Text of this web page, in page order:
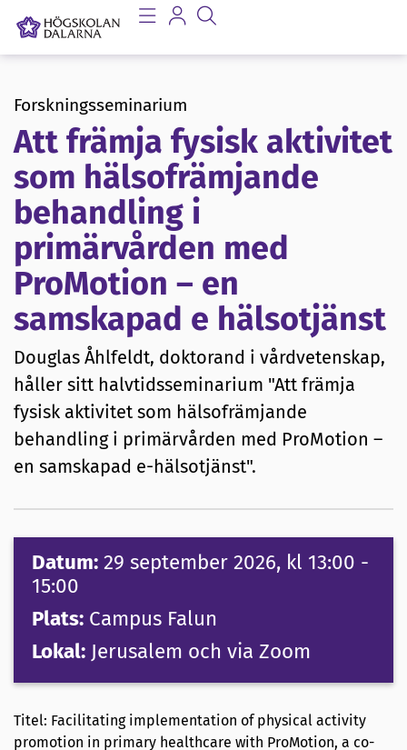
Forskningsseminarium
Att främja fysisk aktivitet
som hälsofrämjande
behandling i
primärvården med
ProMotion – en
samskapad e hälsotjänst
Douglas Åhlfeldt, doktorand i vårdvetenskap,
håller sitt halvtidsseminarium "Att främja
fysisk aktivitet som hälsofrämjande
behandling i primärvården med ProMotion –
en samskapad e-hälsotjänst".
Datum: 29 september 2026, kl 13:00 -
15:00
Plats: Campus Falun
Lokal: Jerusalem och via Zoom
Titel: Facilitating implementation of physical activity
promotion in primary healthcare with ProMotion, a co-